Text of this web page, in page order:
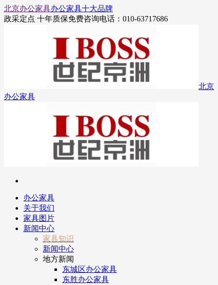
北京办公家具办公家具十大品牌
政采定点 十年质保免费咨询电话：010-63717686
北京
办公家具
办公家具
关于我们
家具图片
新闻中心
家具知识
新闻中心
地方新闻
东城区办公家具
东胜办公家具